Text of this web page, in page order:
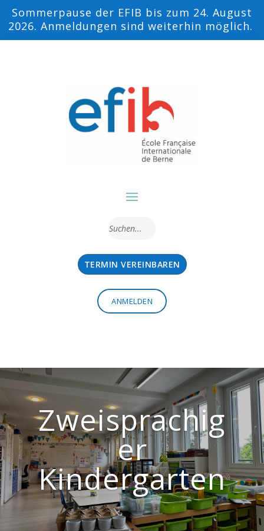
Sommerpause der EFIB bis zum 24. August
2026. Anmeldungen sind weiterhin möglich.
TERMIN VEREINBAREN
ANMELDEN
Zweisprachig
er
Kindergarten